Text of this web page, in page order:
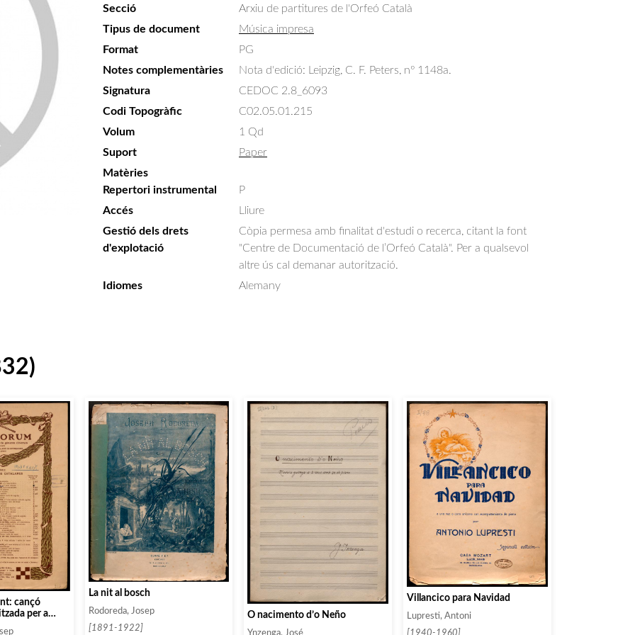
Secció
Arxiu de partitures de l'Orfeó Català
Tipus de document
Música impresa
Format
PG
Notes complementàries
Nota d'edició: Leipzig, C. F. Peters, nº 1148a.
Signatura
CEDOC 2.8_6093
Codi Topogràfic
C02.05.01.215
Volum
1 Qd
Suport
Paper
Matèries
Repertori instrumental
P
Accés
Lliure
Gestió dels drets
d'explotació
Còpia permesa amb finalitat d'estudi o recerca, citant la font
"Centre de Documentació de l’Orfeó Català". Per a qualsevol
altre ús cal demanar autorització.
Idiomes
Alemany
cançó
per a
La nit al bosch
Rodoreda, Josep
[1891-1922]
O nacimento d’o Neño
Ynzenga, José
Villancico para Navidad
Lupresti, Antoni
[1940-1960]